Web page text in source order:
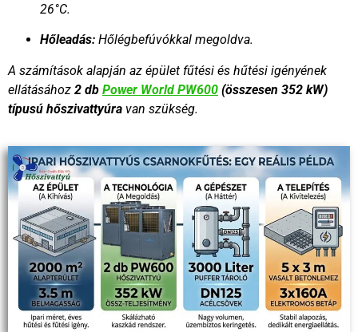
26°C.
Hőleadás: Hőlégbefúvókkal megoldva.
A számítások alapján az épület fűtési és hűtési igényének
ellátásához 2 db Power World PW600 (összesen 352 kW)
típusú hőszivattyúra van szükség.